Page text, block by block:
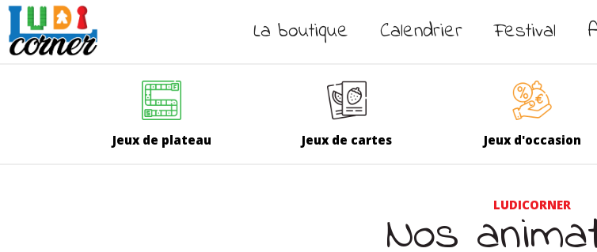
La boutique Calendrier Festival
Jeux de plateau Jeux de cartes Jeux d'occasion
LUDICORNER
Nos